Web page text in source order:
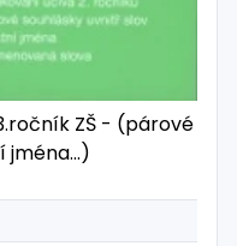
ZŠ - (párové
jména...)